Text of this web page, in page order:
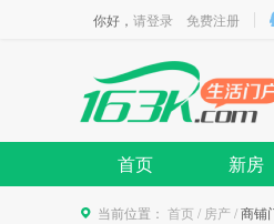
你好， 请登录 免费注册
首页 新房
当前位置： 首页 / 房产/商铺